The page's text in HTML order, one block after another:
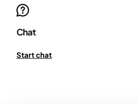
Chat
Start chat